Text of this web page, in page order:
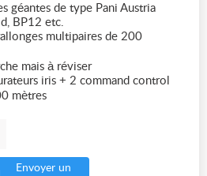
géantes de type Pani Austria
BP12 etc.
multipaires de 200
mais à réviser
iris + 2 command control
mètres
Envoyer un